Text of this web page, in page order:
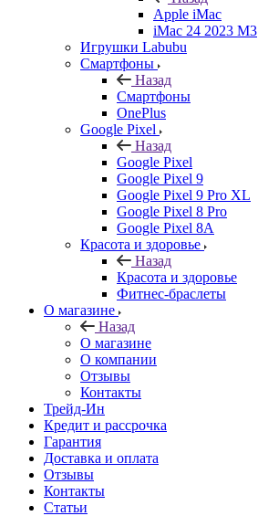
Apple iMac
iMac 24 2023 M3
Игрушки Labubu
Смартфоны
Назад
Смартфоны
OnePlus
Google Pixel
Назад
Google Pixel
Google Pixel 9
Google Pixel 9 Pro XL
Google Pixel 8 Pro
Google Pixel 8A
Красота и здоровье
Назад
Красота и здоровье
Фитнес-браслеты
О магазине
Назад
О магазине
О компании
Отзывы
Контакты
Трейд-Ин
Кредит и рассрочка
Гарантия
Доставка и оплата
Отзывы
Контакты
Статьи